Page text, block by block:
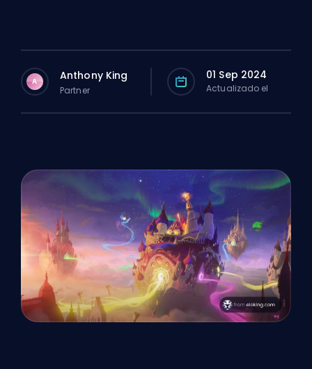
A Anthony King
Partner
01 Sep 2024
Actualizado el